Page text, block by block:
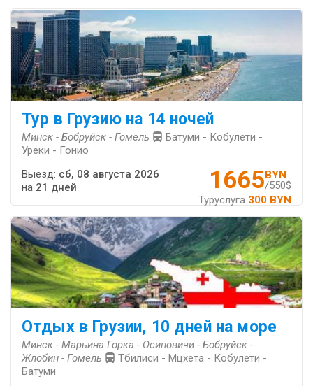
Тур в Грузию на 14 ночей
Минск - Бобруйск - Гомель
Батуми - Кобулети -
Уреки - Гонио
1665BYN
/550$
Туруслуга 300 BYN
Выезд: сб, 08 августа 2026
на 21 дней
Отдых в Грузии, 10 дней на море
Минск - Марьина Горка - Осиповичи - Бобруйск -
Жлобин - Гомель
Тбилиси - Мцхета - Кобулети -
Батуми